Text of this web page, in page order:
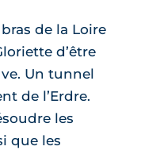
de la Loire
d’être
Un tunnel
de l’Erdre.
les
que les